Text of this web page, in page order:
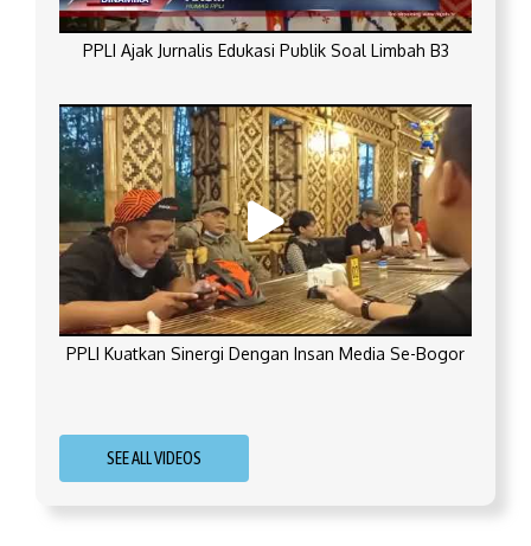
PPLI Ajak Jurnalis Edukasi Publik Soal Limbah B3
PPLI Kuatkan Sinergi Dengan Insan Media Se-Bogor
SEE ALL VIDEOS